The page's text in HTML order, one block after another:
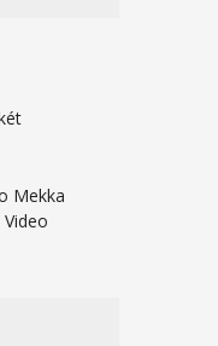
Mekka